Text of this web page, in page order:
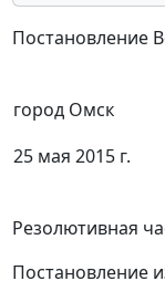
Постановление
город Омск
25 мая 2015 г.
Резолютивная
Постановление